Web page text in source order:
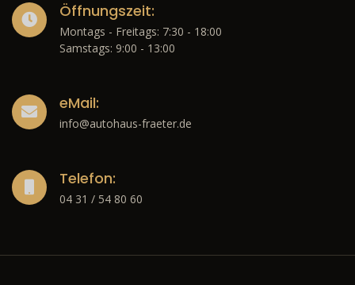
Öffnungszeit:
Montags - Freitags: 7:30 - 18:00
Samstags: 9:00 - 13:00
eMail:
info@autohaus-fraeter.de
Telefon:
04 31 / 54 80 60